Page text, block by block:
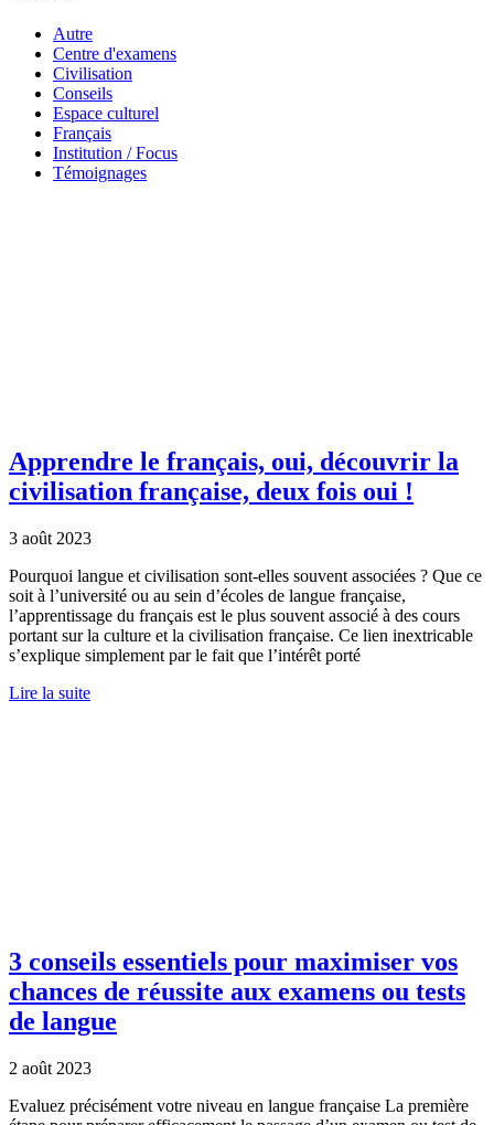
Autre
Centre d'examens
Civilisation
Conseils
Espace culturel
Français
Institution / Focus
Témoignages
Apprendre le français, oui, découvrir la
civilisation française, deux fois oui !
3 août 2023
Pourquoi langue et civilisation sont-elles souvent associées ? Que ce
soit à l’université ou au sein d’écoles de langue française,
l’apprentissage du français est le plus souvent associé à des cours
portant sur la culture et la civilisation française. Ce lien inextricable
s’explique simplement par le fait que l’intérêt porté
Lire la suite
3 conseils essentiels pour maximiser vos
chances de réussite aux examens ou tests
de langue
2 août 2023
Evaluez précisément votre niveau en langue française La première